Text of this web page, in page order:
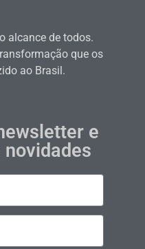
alcance de todos.
que os
ao Brasil.
e